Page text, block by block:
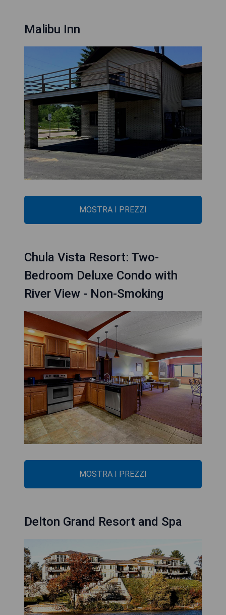
Malibu Inn
MOSTRA I PREZZI
Chula Vista Resort: Two-
Bedroom Deluxe Condo with
River View - Non-Smoking
MOSTRA I PREZZI
Delton Grand Resort and Spa